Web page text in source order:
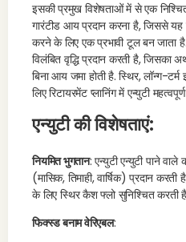
इसकी प्रमुख विशेषताओं में से एक
गारंटीड आय प्रदान करना है, जिससे
करने के लिए एक प्रभावी टूल बन जाता
विलंबित वृद्धि प्रदान करती है, जिसका
बिना आय जमा होती है. स्थिर, लॉन्ग-
लिए रिटायरमेंट प्लानिंग में एन्युटी
एन्युटी की विशेषताएं:
नियमित भुगतान: एन्युटी एन्युटी पाने
(मासिक, तिमाही, वार्षिक) प्रदान करती
के लिए स्थिर कैश फ्लो सुनिश्चित करती
फिक्स्ड बनाम वेरिएबल: